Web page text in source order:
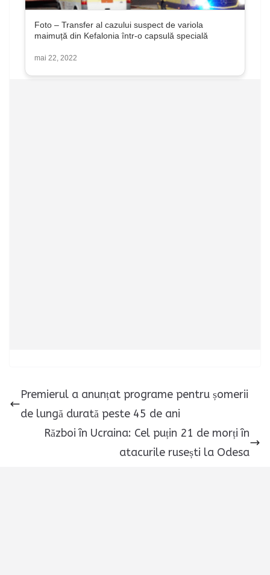
Foto – Transfer al cazului suspect de variola
maimuță din Kefalonia într-o capsulă specială
mai 22, 2022
Premierul a anunțat programe pentru șomerii
de lungă durată peste 45 de ani
Război în Ucraina: Cel puțin 21 de morți în
atacurile rusești la Odesa